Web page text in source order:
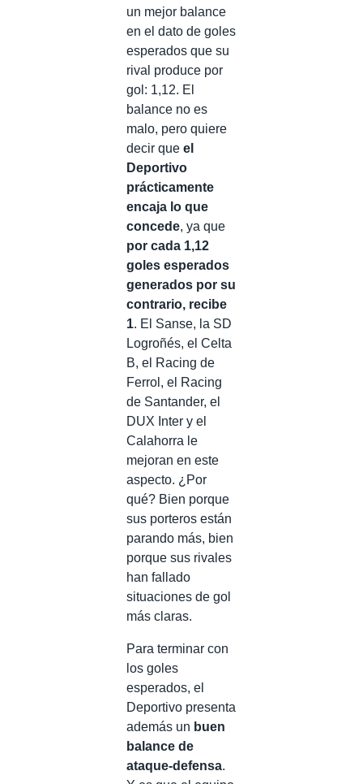
un mejor balance
en el dato de goles
esperados que su
rival produce por
gol: 1,12. El
balance no es
malo, pero quiere
decir que el
Deportivo
prácticamente
encaja lo que
concede, ya que
por cada 1,12
goles esperados
generados por su
contrario, recibe
1. El Sanse, la SD
Logroñés, el Celta
B, el Racing de
Ferrol, el Racing
de Santander, el
DUX Inter y el
Calahorra le
mejoran en este
aspecto. ¿Por
qué? Bien porque
sus porteros están
parando más, bien
porque sus rivales
han fallado
situaciones de gol
más claras.
Para terminar con
los goles
esperados, el
Deportivo presenta
además un buen
balance de
ataque-defensa.